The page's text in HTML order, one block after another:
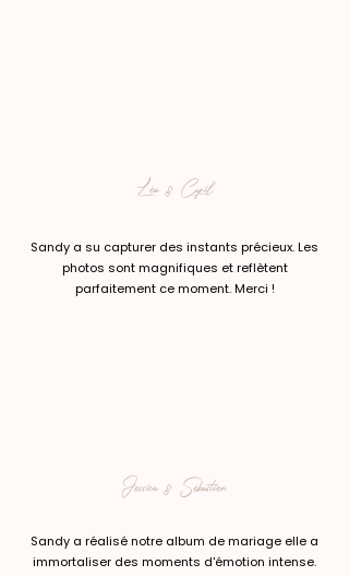
Léa & Cyril
Sandy a su capturer des instants précieux. Les
photos sont magnifiques et reflètent
parfaitement ce moment. Merci !
Jessica & Sébastien
Sandy a réalisé notre album de mariage elle a
immortaliser des moments d'émotion intense.